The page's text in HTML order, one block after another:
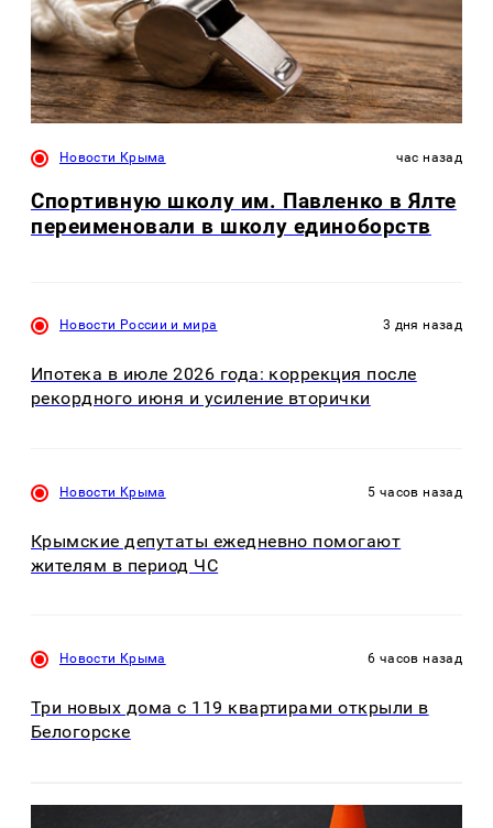
Новости Крыма час назад
Спортивную школу им. Павленко в Ялте
переименовали в школу единоборств
Новости России и мира 3 дня назад
Ипотека в июле 2026 года: коррекция после
рекордного июня и усиление вторички
Новости Крыма 5 часов назад
Крымские депутаты ежедневно помогают
жителям в период ЧС
Новости Крыма 6 часов назад
Три новых дома с 119 квартирами открыли в
Белогорске